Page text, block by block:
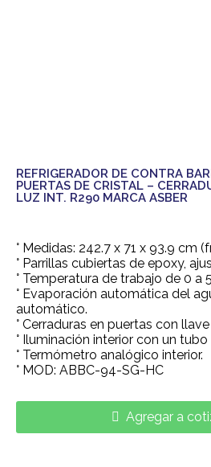
REFRIGERADOR DE CONTRA
PUERTAS DE CRISTAL –
LUZ INT. R290 MARCA ASBER
° Medidas: 242.7 x 71 x 93.9 cm
° Parrillas cubiertas de epoxy,
° Temperatura de trabajo de 0 a 5
° Evaporación automática del
automático.
° Cerraduras en puertas con
° Iluminación interior con un
° Termómetro analógico interior.
° MOD: ABBC-94-SG-HC
Agregar a